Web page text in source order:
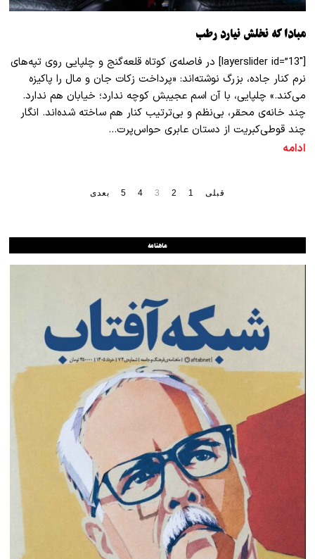
مبادا که نخلش نیارد رطب
[layerslider id=”13″] در فاصله‌ی کوتاه قلعه‌گنج و چلپایی روی تپه‌های
نرم کنار جاده، بزرگ نوشته‌اند: «پرداخت زکات جان و مال را پاکیزه
می‌کند.» چلپایی، با آن اسم عجیبش کوچه ندارد؛ خیابان هم ندارد.
چند خانه‌ی محقر، بی‌نظم‌ و بی‌ترتیب کنار هم ساخته شده‌اند. انگار
چند قوطی‌کبریت از دستان عابری حواس‌پرت…
ادامه
قبلی 1
2
3
4
5 بعدی
ماهنامه